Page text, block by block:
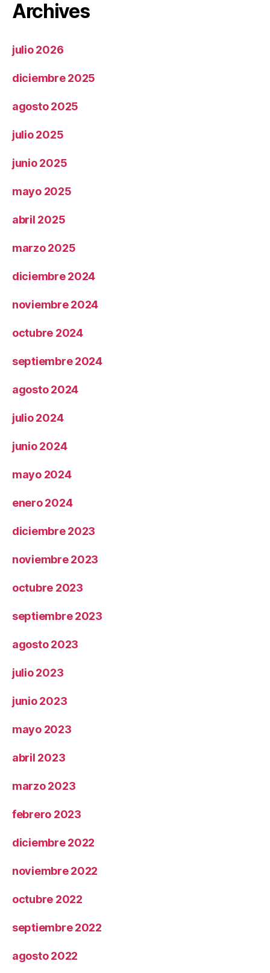
Archives
julio 2026
diciembre 2025
agosto 2025
julio 2025
junio 2025
mayo 2025
abril 2025
marzo 2025
diciembre 2024
noviembre 2024
octubre 2024
septiembre 2024
agosto 2024
julio 2024
junio 2024
mayo 2024
enero 2024
diciembre 2023
noviembre 2023
octubre 2023
septiembre 2023
agosto 2023
julio 2023
junio 2023
mayo 2023
abril 2023
marzo 2023
febrero 2023
diciembre 2022
noviembre 2022
octubre 2022
septiembre 2022
agosto 2022